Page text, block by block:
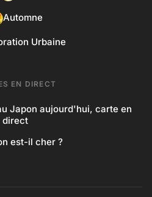
Automne
Urbaine
EN DIRECT
Japon aujourd'hui, carte en
direct
est-il cher ?